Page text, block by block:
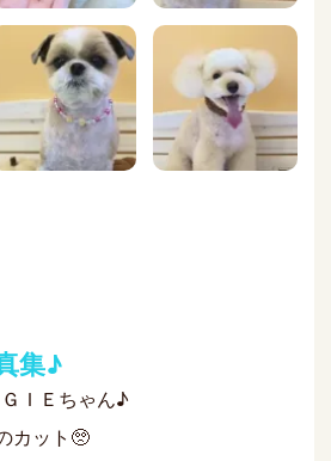
集♪
ＩＥちゃん♪
カット🥺